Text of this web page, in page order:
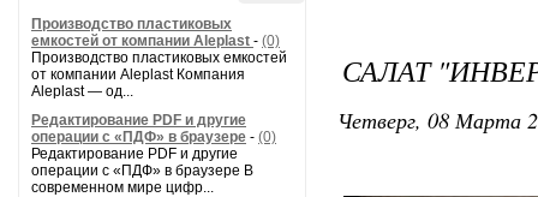
Производство пластиковых
емкостей от компании Aleplast - (0)
Производство пластиковых емкостей
от компании Aleplast Компания
Aleplast — од...
Редактирование PDF и другие
операции с «ПДФ» в браузере - (0)
Редактирование PDF и другие
операции с «ПДФ» в браузере В
современном мире цифр...
САЛАТ
Четверг, 08 Марта